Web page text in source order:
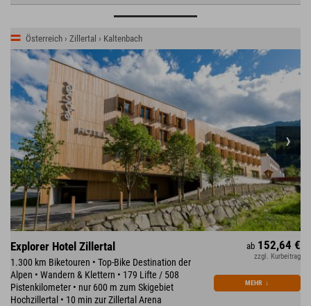
Österreich › Zillertal › Kaltenbach
Explorer Hotel Zillertal
1.300 km Biketouren • Top-Bike Destination der
Alpen • Wandern & Klettern • 179 Lifte / 508
Pistenkilometer • nur 600 m zum Skigebiet
Hochzillertal • 10 min zur Zillertal Arena
ab 152,64 €
zzgl. Kurbeitrag
MEHR ↓